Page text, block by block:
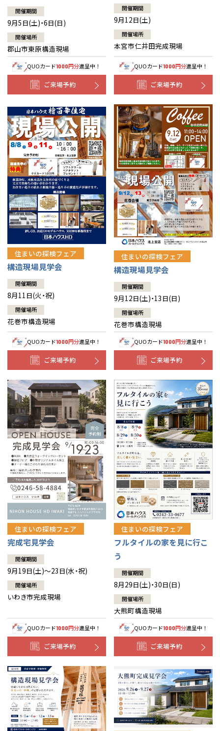
開催期間
9月5日(土)・6日(日)
開催場所
郡山市東原構造現場
QUOカード1000円分進呈中！
ご来場予約
開催期間
9月12日(土)
開催場所
本宮市仁井田完成現場
QUOカード1000円分進呈中！
ご来場予約
住まいの探検フェア
構造現場見学会
開催期間
8月11日(火・祝)
開催場所
花巻市構造現場
QUOカード1000円分進呈中！
ご来場予約
住まいの探検フェア
構造現場見学会
開催期間
9月12日(土)・13日(日)
開催場所
花巻市構造現場
QUOカード1000円分進呈中！
ご来場予約
住まいの探検フェア
完成宅見学会
開催期間
9月19日(土)～23日(水・祝)
開催場所
いわき市完成現場
QUOカード1000円分進呈中！
ご来場予約
住まいの探検フェア
フルタイルの家を見に行こ
う
開催期間
8月29日(土)・30日(日)
開催場所
大熊町構造現場
QUOカード1000円分進呈中！
ご来場予約